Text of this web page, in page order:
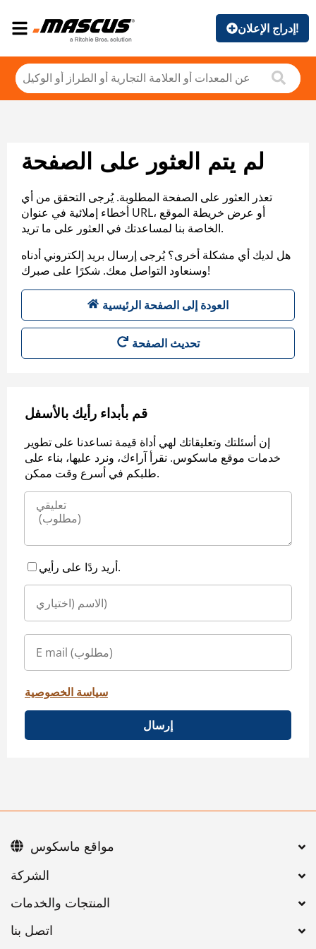
إدراج الإعلان!
لم يتم العثور على الصفحة
تعذر العثور على الصفحة المطلوبة. يُرجى التحقق من أي
أخطاء إملائية في عنوان URL، أو عرض خريطة الموقع
الخاصة بنا لمساعدتك في العثور على ما تريد.
هل لديك أي مشكلة أخرى؟ يُرجى إرسال بريد إلكتروني أدناه
وسنعاود التواصل معك. شكرًا على صبرك!
العودة إلى الصفحة الرئيسية
تحديث الصفحة
قم بأبداء رأيك بالأسفل
إن أسئلتك وتعليقاتك لهي أداة قيمة تساعدنا على تطوير
خدمات موقع ماسكوس. نقرأ آراءك، ونرد عليها، بناء على
طلبكم في أسرع وقت ممكن.
أريد ردًا على رأيي.
سياسة الخصوصية
إرسال
اتصل بنا
مواقع ماسكوس